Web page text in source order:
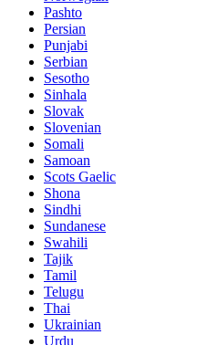
Pashto
Persian
Punjabi
Serbian
Sesotho
Sinhala
Slovak
Slovenian
Somali
Samoan
Scots Gaelic
Shona
Sindhi
Sundanese
Swahili
Tajik
Tamil
Telugu
Thai
Ukrainian
Urdu